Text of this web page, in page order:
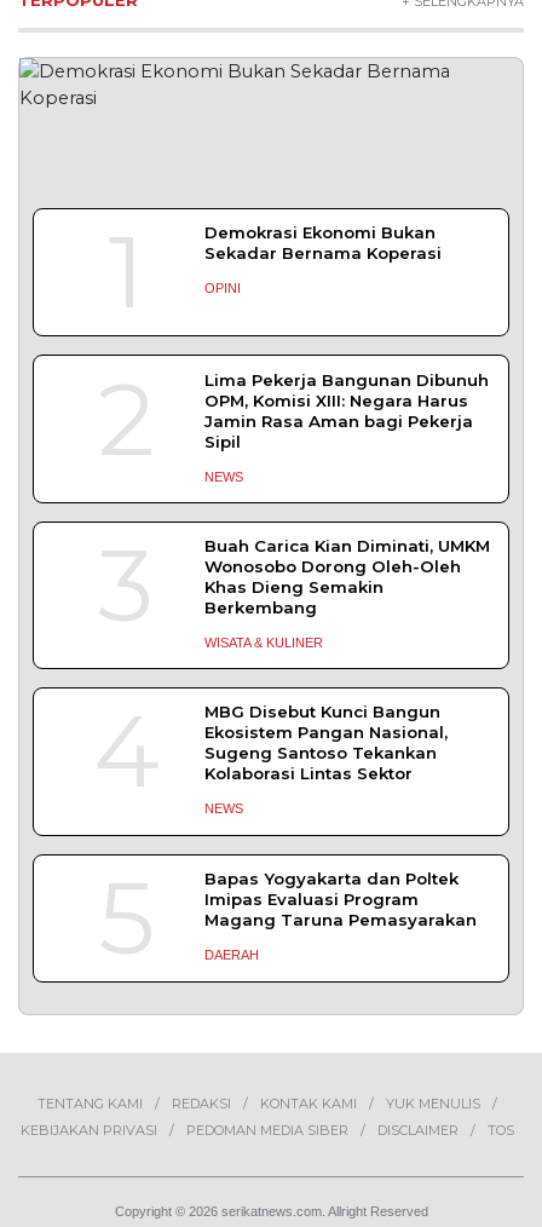
4
Sugeng Santoso Tekankan
5
Imipas Evaluasi Program
Magang Taruna Pemasyarakan
TENTANG KAMI REDAKSI KONTAK KAMI
YUK MENULIS
KEBIJAKAN PRIVASI
PEDOMAN MEDIA SIBER
Copyright © 2026 serikatnews.com. Allright Reserved